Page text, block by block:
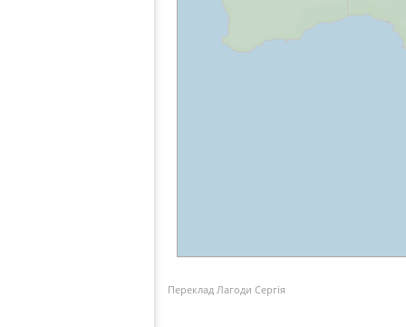
Переклад Лагоди Сергія